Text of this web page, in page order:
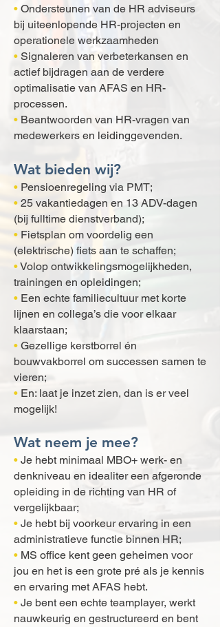
• Ondersteunen van de HR adviseurs
bij uiteenlopende HR-projecten en
operationele werkzaamheden
• Signaleren van verbeterkansen en
actief bijdragen aan de verdere
optimalisatie van AFAS en HR-
processen.
• Beantwoorden van HR-vragen van
medewerkers en leidinggevenden.
Wat bieden wij?
• Pensioenregeling via PMT;
• 25 vakantiedagen en 13 ADV-dagen
(bij fulltime dienstverband);
• Fietsplan om voordelig een
(elektrische) fiets aan te schaffen;
•Volop ontwikkelingsmogelijkheden,
trainingen en opleidingen;
• Een echte familiecultuur met korte
lijnen en collega’s die voor elkaar
klaarstaan;
• Gezellige kerstborrel én
bouwvakborrel om successen samen te
vieren;
• En: laat je inzet zien, dan is er veel
mogelijk!
Wat neem je mee?
• Je hebt minimaal MBO+ werk- en
denkniveau en idealiter een afgeronde
opleiding in de richting van HR of
vergelijkbaar;
• Je hebt bij voorkeur ervaring in een
administratieve functie binnen HR;
• MS office kent geen geheimen voor
jou en het is een grote pré als je kennis
en ervaring met AFAS hebt.
• Je bent een echte teamplayer, werkt
nauwkeurig en gestructureerd en bent